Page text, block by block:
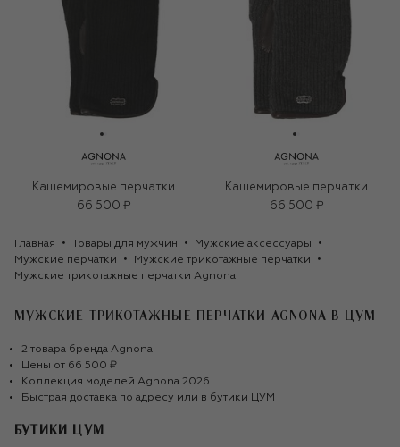
Кашемировые перчатки
66 500 ₽
Кашемировые перчатки
66 500 ₽
Главная Товары для мужчин
Мужские аксессуары
Мужские перчатки
Мужские трикотажные перчатки
Мужские трикотажные перчатки Agnona
МУЖСКИЕ ТРИКОТАЖНЫЕ ПЕРЧАТКИ AGNONA В ЦУМ
2 товара бренда Agnona
Цены от 66 500 ₽
Коллекция моделей Agnona 2026
Быстрая доставка по адресу или в бутики ЦУМ
БУТИКИ ЦУМ